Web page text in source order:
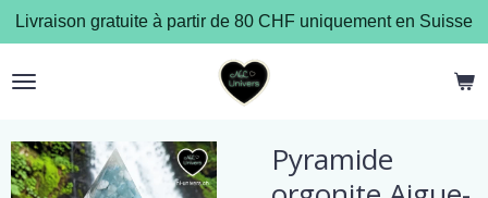
Passer
au
contenu
Livraison gratuite à partir de 80 CHF uniquement en Suisse
Pyramide